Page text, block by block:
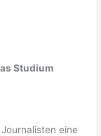
Studium
eine